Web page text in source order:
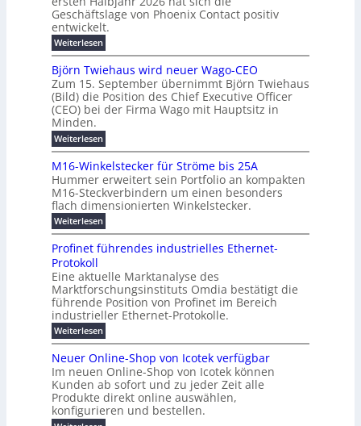
h
t
m
e
h
r
T
m
p
o
u
n
d
w
e
n
g
e
B
ü
r
o
k
r
a
ü
r
m
o
d
e
r
n
e
E
e
r
g
i
e
l
s
u
n
g
e
n
S
i
c
h
e
r
u
n
s
l
a
s
t
s
c
h
a
t
e
i
s
t
n
g
u
n
g
b
e
i
m
0
2
6
E
u
r
o
e
n
E
t
e
r
a
t
P
h
d
u
r
c
f
ü
h
r
n
g
e
n
f
ü
r
e
ff
i
z
i
n
t
e
r
e
s
K
a
b
e
l
m
a
Geschäftslage von Phoenix Contact positiv
entwickelt.
Weiterlesen:
U
m
s
a
t
z
a
c
h
s
t
u
m
v
o
n
ü
b
r
2
0
%
i
m
e
r
t
e
n
H
Björn Twiehaus wird neuer Wago-CEO
Zum 15. September übernimmt Björn Twiehaus
(Bild) die Position des Chief Executive Officer
(CEO) bei der Firma Wago mit Hauptsitz in
Minden.
Weiterlesen:
B
ö
r
n
T
w
i
e
h
u
s
w
r
d
n
e
u
r
W
a
g
M16-Winkelstecker für Ströme bis 25A
Hummer erweitert sein Portfolio an kompakten
M16-Steckverbindern um einen besonders
flach dimensionierten Winkelstecker.
Weiterlesen:
M
1
6
W
i
n
k
e
l
s
t
c
k
e
r
Profinet führendes industrielles Ethernet-
Protokoll
Eine aktuelle Marktanalyse des
Marktforschungsinstituts Omdia bestätigt die
führende Position von Profinet im Bereich
industrieller Ethernet-Protokolle.
Weiterlesen:
P
r
o
i
n
e
t
Neuer Online-Shop von Icotek verfügbar
Im neuen Online-Shop von Icotek können
Kunden ab sofort und zu jeder Zeit alle
Produkte direkt online auswählen,
konfigurieren und bestellen.